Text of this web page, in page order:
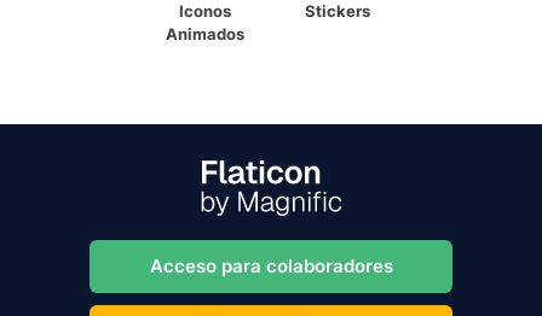
Iconos
Animados
Stickers
Acceso para colaboradores